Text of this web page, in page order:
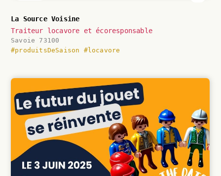
La Source Voisine
Traiteur locavore et écoresponsable
Savoie 73100
#produitsDeSaison
#locavore